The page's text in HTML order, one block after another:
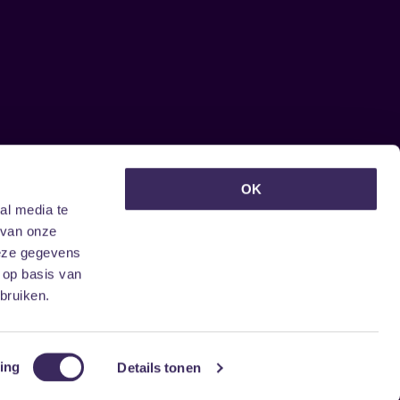
media te
onze
gegevens
basis van
Details tonen
OK
ontvangen?